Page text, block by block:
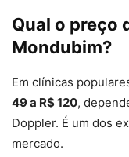
Qual o preço
Mondubim?
Em clínicas
49 a R$ 120,
Doppler. É um dos
mercado.